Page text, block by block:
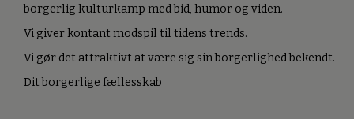
borgerlig kulturkamp med bid, humor og viden.
Vi giver kontant modspil til tidens trends.
Vi gør det attraktivt at være sig sin borgerlighed bekendt.
Dit borgerlige fællesskab